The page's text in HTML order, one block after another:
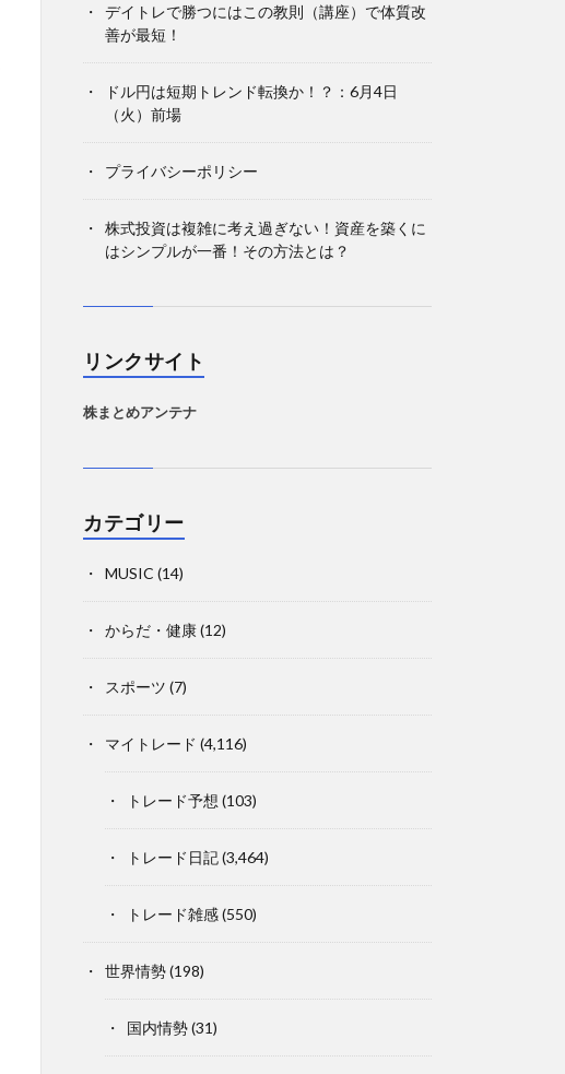
デイトレで勝つにはこの教則（講座）で体質改
善が最短！
ドル円は短期トレンド転換か！？：6月4日
（火）前場
プライバシーポリシー
株式投資は複雑に考え過ぎない！資産を築くに
はシンプルが一番！その方法とは？
リンクサイト
株まとめアンテナ
カテゴリー
MUSIC (14)
からだ・健康(12)
スポーツ (7)
マイトレード (4,116)
トレード予想 (103)
トレード日記(3,464)
トレード雑感(550)
世界情勢(198)
国内情勢(31)